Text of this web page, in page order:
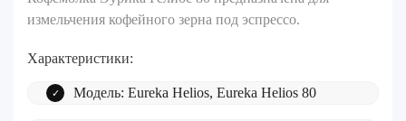
измельчения кофейного зерна под эспрессо.
Характеристики:
Модель: Eureka Helios, Eureka Helios 80